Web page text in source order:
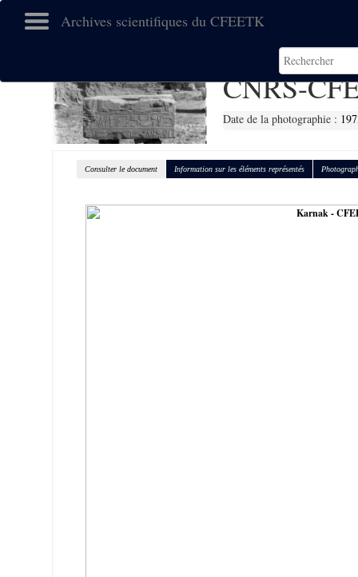
Archives scientifiques du CFEETK
CNRS-
Date de la photographie :
Consulter le document Information sur les éléments représentés